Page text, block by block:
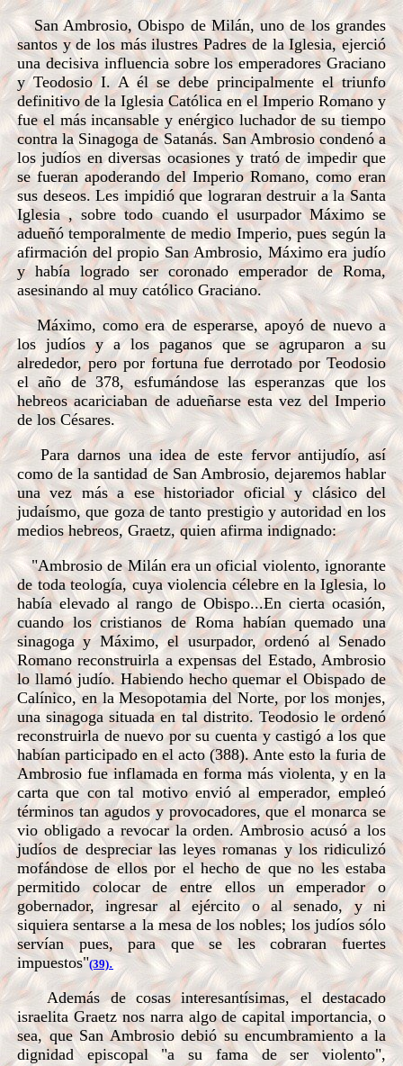
San Ambrosio, Obispo de Milán, uno de los grandes
santos y de los más ilustres Padres de la Iglesia, ejerció
una decisiva influencia sobre los emperadores Graciano
y Teodosio I. A él se debe principalmente el triunfo
definitivo de la Iglesia Católica en el Imperio Romano y
fue el más incansable y enérgico luchador de su tiempo
contra la Sinagoga de Satanás. San Ambrosio condenó a
los judíos en diversas ocasiones y trató de impedir que
se fueran apoderando del Imperio Romano, como eran
sus deseos. Les impidió que lograran destruir a la Santa
Iglesia , sobre todo cuando el usurpador Máximo se
adueñó temporalmente de medio Imperio, pues según la
afirmación del propio San Ambrosio, Máximo era judío
y había logrado ser coronado emperador de Roma,
asesinando al muy católico Graciano.
Máximo, como era de esperarse, apoyó de nuevo a
los judíos y a los paganos que se agruparon a su
alrededor, pero por fortuna fue derrotado por Teodosio
el año de 378, esfumándose las esperanzas que los
hebreos acariciaban de adueñarse esta vez del Imperio
de los Césares.
Para darnos una idea de este fervor antijudío, así
como de la santidad de San Ambrosio, dejaremos hablar
una vez más a ese historiador oficial y clásico del
judaísmo, que goza de tanto prestigio y autoridad en los
medios hebreos, Graetz, quien afirma indignado:
"Ambrosio de Milán era un oficial violento, ignorante
de toda teología, cuya violencia célebre en la Iglesia, lo
había elevado al rango de Obispo...En cierta ocasión,
cuando los cristianos de Roma habían quemado una
sinagoga y Máximo, el usurpador, ordenó al Senado
Romano reconstruirla a expensas del Estado, Ambrosio
lo llamó judío. Habiendo hecho quemar el Obispado de
Calínico, en la Mesopotamia del Norte, por los monjes,
una sinagoga situada en tal distrito. Teodosio le ordenó
reconstruirla de nuevo por su cuenta y castigó a los que
habían participado en el acto (388). Ante esto la furia de
Ambrosio fue inflamada en forma más violenta, y en la
carta que con tal motivo envió al emperador, empleó
términos tan agudos y provocadores, que el monarca se
vio obligado a revocar la orden. Ambrosio acusó a los
judíos de despreciar las leyes romanas y los ridiculizó
mofándose de ellos por el hecho de que no les estaba
permitido colocar de entre ellos un emperador o
gobernador, ingresar al ejército o al senado, y ni
siquiera sentarse a la mesa de los nobles; los judíos sólo
servían pues, para que se les cobraran fuertes
impuestos"(39).
Además de cosas interesantísimas, el destacado
israelita Graetz nos narra algo de capital importancia, o
sea, que San Ambrosio debió su encumbramiento a la
dignidad episcopal "a su fama de ser violento",